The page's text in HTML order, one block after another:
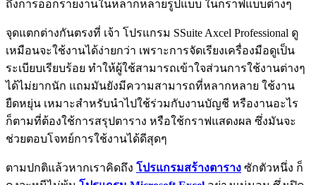
ถึงการออกรายงานในหลากหลายรูปแบบ ในกราฟแบบต่างๆ
จุดแตกต่างกันตรงที่ เจ้า โปรแกรม SSuite Axcel Professional ดู
เหมือนจะใช้งานได้ง่ายกว่า เพราะการจัดเรียงเครื่องมือดูเป็น
ระเบียบเรียบร้อย ทำให้ผู้ใช้สามารถเข้าใจส่วนการใช้งานต่างๆ
ได้ไม่ยากนัก แถมมันยังมีความสามารถที่หลากหลาย ใช้งาน
ยืดหยุ่น เหมาะสำหรับนำไปใช้ร่วมกับงานบัญชี หรืองานอะไร
ก็ตามที่ต้องใช้การสรุปตาราง หรือใช้กราฟแสดงผล ซึ่งมันจะ
ช่วยตอบโจทย์การใช้งานได้ดีสุดๆ
ตามปกติแล้วหากเราคิดถึง โปรแกรมสร้างตาราง ซักตัวหนึ่ง ก็